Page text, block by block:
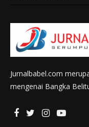
Jurnalbabel.com
mengenai Bangka